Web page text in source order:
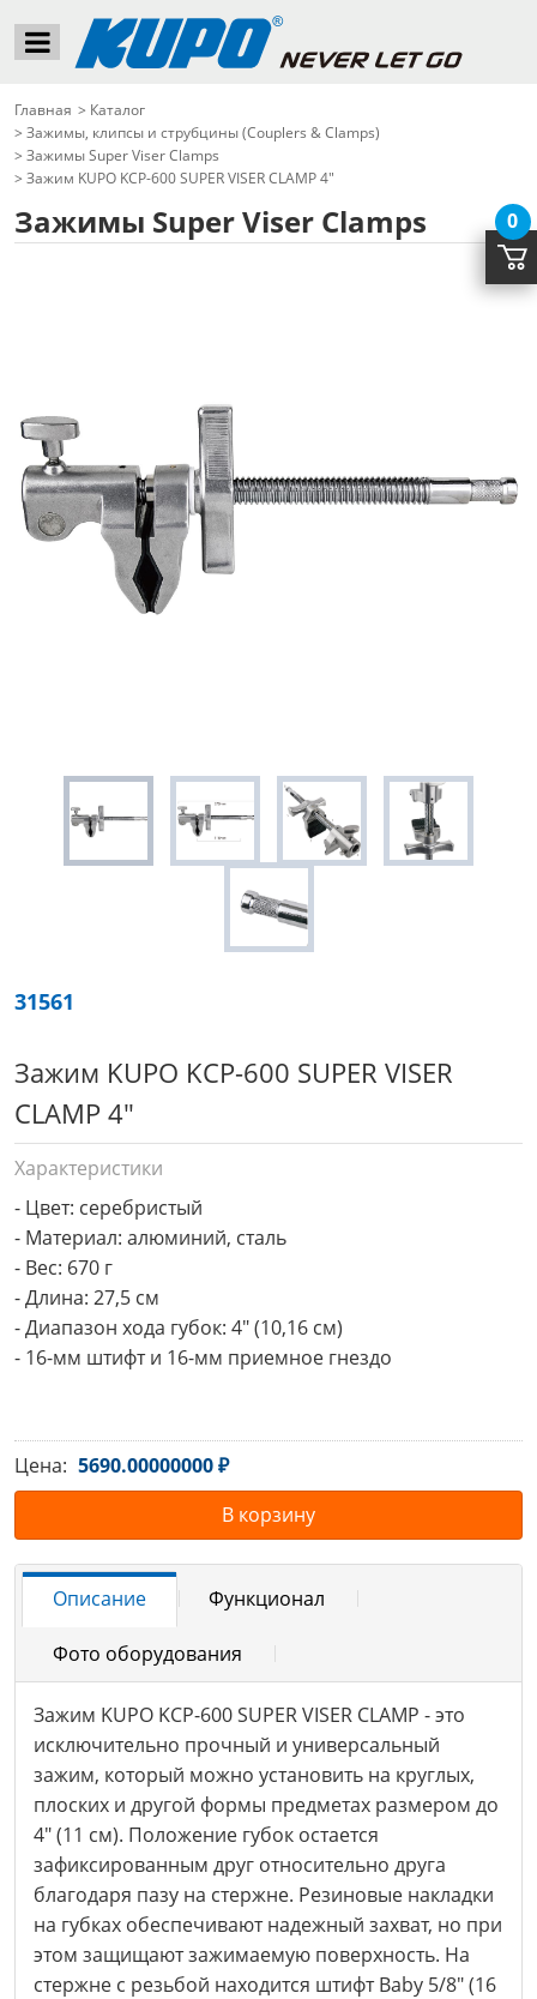
Главная > Каталог
> Зажимы, клипсы и струбцины (Couplers & Clamps)
> Зажимы Super Viser Clamps
> Зажим KUPO KCP-600 SUPER VISER CLAMP 4"
Зажимы Super Viser Clamps
31561
Зажим KUPO KCP-600 SUPER VISER
CLAMP 4"
Характеристики
- Цвет: серебристый
- Материал: алюминий, сталь
- Вес: 670 г
- Длина: 27,5 см
- Диапазон хода губок: 4" (10,16 см)
- 16-мм штифт и 16-мм приемное гнездо
Цена: 5690.00000000 ₽
В корзину
Описание Функционал
Фото оборудования
Зажим KUPO KCP-600 SUPER VISER CLAMP - это
исключительно прочный и универсальный
зажим, который можно установить на круглых,
плоских и другой формы предметах размером до
4" (11 см). Положение губок остается
зафиксированным друг относительно друга
благодаря пазу на стержне. Резиновые накладки
на губках обеспечивают надежный захват, но при
этом защищают зажимаемую поверхность. На
стержне с резьбой находится штифт Baby 5/8" (16
0